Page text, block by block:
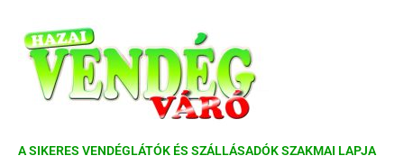
A SIKERES VENDÉGLÁTÓK ÉS SZÁLLÁSADÓK SZAKMAI LAPJA